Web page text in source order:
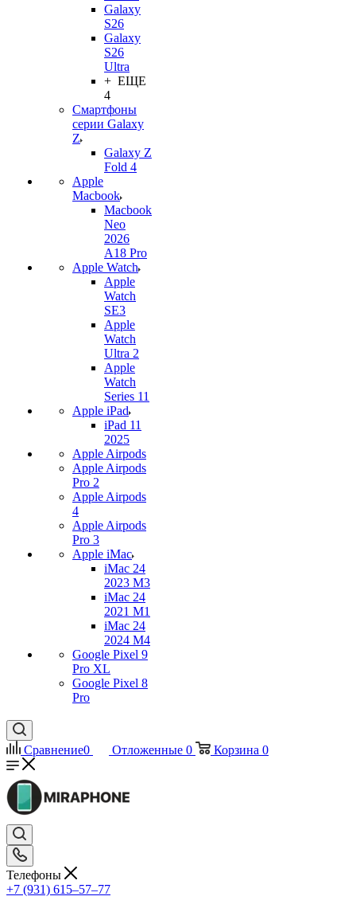
Galaxy
S26
Galaxy
S26
Ultra
+ ЕЩЕ
4
Смартфоны
серии Galaxy
Z
Galaxy Z
Fold 4
Apple
Macbook
Macbook
Neo
2026
A18 Pro
Apple Watch
Apple
Watch
SE3
Apple
Watch
Ultra 2
Apple
Watch
Series 11
Apple iPad
iPad 11
2025
Apple Airpods
Apple Airpods
Pro 2
Apple Airpods
4
Apple Airpods
Pro 3
Apple iMac
iMac 24
2023 M3
iMac 24
2021 M1
iMac 24
2024 M4
Google Pixel 9
Pro XL
Google Pixel 8
Pro
Сравнение0 Отложенные 0 Корзина 0
Телефоны
+7 (931) 615‒57‒77